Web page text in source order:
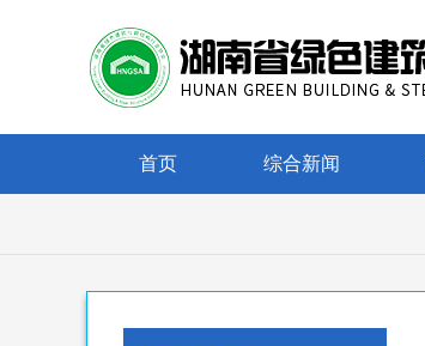
首页 综合新闻